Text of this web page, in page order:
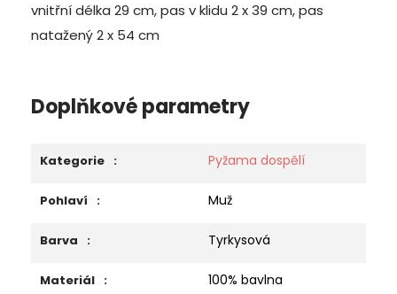
vnitřní délka 29 cm, pas v klidu 2 x 39 cm, pas
natažený 2 x 54 cm
Doplňkové parametry
Kategorie : Pyžama dospělí
Pohlaví : Muž
Barva : Tyrkysová
Materiál : 100% bavlna